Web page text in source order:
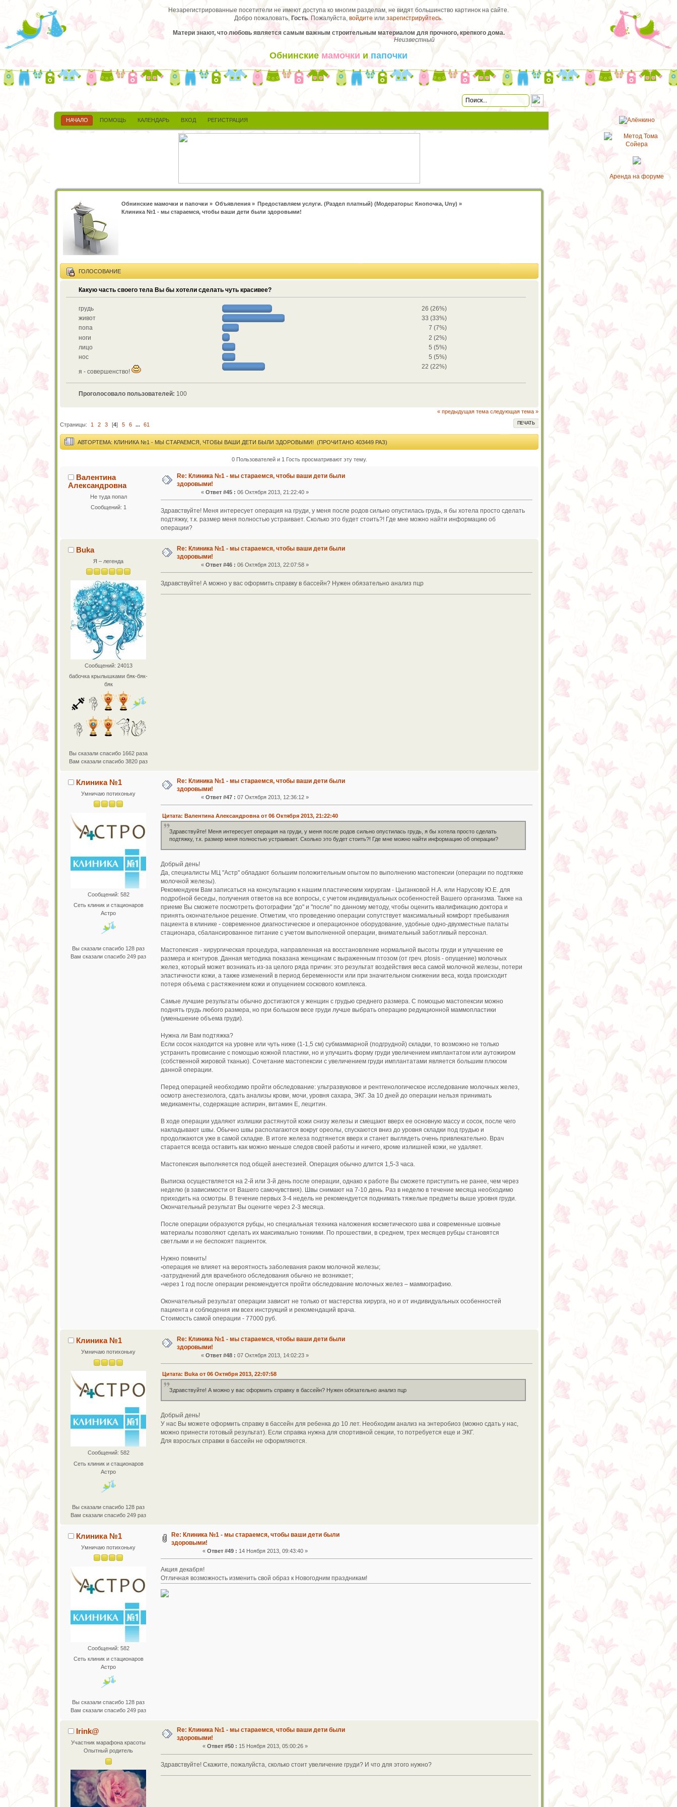
Незарегистрированные посетители не имеют доступа ко многим разделам, не видят большинство картинок на сайте.
Добро пожаловать, Гость. Пожалуйста, войдите илизарегистрируйтесь.
Матери знают, что любовь является самым важным строительным материалом для прочного, крепкого дома.
Неизвестный
Обнинские мамочки ипапочки
НАЧАЛО ПОМОЩЬ КАЛЕНДАРЬ ВХОД РЕГИСТРАЦИЯ
Обнинские мамочки и папочки » Объявления» Предоставляем услуги. (Раздел платный) (Модераторы:Кнопочка,Uny) »
Клиника №1 - мы стараемся, чтобы ваши дети были здоровыми!
ГОЛОСОВАНИЕ
Какую часть своего тела Вы бы хотели сделать чуть красивее?
грудь
26 (26%)
живот
33 (33%)
попа
7 (7%)
ноги
2 (2%)
лицо
5 (5%)
нос
5 (5%)
я - совершенство!
22 (22%)
Проголосовало пользователей: 100
« предыдущая тема следующая тема »
ПЕЧАТЬ
Страницы: 1 2 3 [4] 5 6 ... 61
АВТОРТЕМА: КЛИНИКА №1 - МЫ СТАРАЕМСЯ, ЧТОБЫ ВАШИ ДЕТИ БЫЛИ ЗДОРОВЫМИ! (ПРОЧИТАНО 403449 РАЗ)
0 Пользователей и 1 Гость просматривают эту тему.
Валентина
Александровна
Не туда попал
Сообщений: 1
Re: Клиника №1 - мы стараемся, чтобы ваши дети были
здоровыми!
«Ответ #45 : 06 Октября 2013, 21:22:40 »
Здравствуйте! Меня интересует операция на груди, у меня после родов сильно опустилась грудь, я бы хотела просто сделать
подтяжку, т.к. размер меня полностью устраивает. Сколько это будет стоить?! Где мне можно найти информацию об
операции?
Buka
Я – легенда
Сообщений: 24013
бабочка крылышками бяк-бяк-
бяк
Вы сказали спасибо 1662 раза
Вам сказали спасибо 3820 раз
Re: Клиника №1 - мы стараемся, чтобы ваши дети были
здоровыми!
«Ответ #46 : 06 Октября 2013, 22:07:58 »
Здравствуйте! А можно у вас оформить справку в бассейн? Нужен обязательно анализ пцр
Клиника №1
Умничаю потихоньку
Сообщений: 582
Сеть клиник и стационаров
Астро
Вы сказали спасибо 128 раз
Вам сказали спасибо 249 раз
Re: Клиника №1 - мы стараемся, чтобы ваши дети были
здоровыми!
«Ответ #47 : 07 Октября 2013, 12:36:12 »
Цитата: Валентина Александровна от 06 Октября 2013, 21:22:40
Здравствуйте! Меня интересует операция на груди, у меня после родов сильно опустилась грудь, я бы хотела просто сделать
подтяжку, т.к. размер меня полностью устраивает. Сколько это будет стоить?! Где мне можно найти информацию об операции?
Добрый день!
Да, специалисты МЦ "Астр" обладают большим положительным опытом по выполнению мастопексии (операции по подтяжке
молочной железы).
Рекомендуем Вам записаться на консультацию к нашим пластическим хирургам - Цыганковой Н.А. или Нарусову Ю.Е. для
подробной беседы, получения ответов на все вопросы, с учетом индивидуальных особенностей Вашего организма. Также на
приеме Вы сможете посмотреть фотографии "до" и "после" по данному методу, чтобы оценить квалификацию доктора и
принять окончательное решение. Отметим, что проведению операции сопутствует максимальный комфорт пребывания
пациента в клинике - современное диагностическое и операционное оборудование, удобные одно-двухместные палаты
стационара, сбалансированное питание с учетом выполненной операции, внимательный заботливый персонал.
Мастопексия - хирургическая процедура, направленная на восстановление нормальной высоты груди и улучшение ее
размера и контуров. Данная методика показана женщинам с выраженным птозом (от греч. ptosis - опущение) молочных
желез, который может возникать из-за целого ряда причин: это результат воздействия веса самой молочной железы, потери
эластичности кожи, а также изменений в период беременности или при значительном снижении веса, когда происходит
потеря объема с растяжением кожи и опущением соскового комплекса.
Самые лучшие результаты обычно достигаются у женщин с грудью среднего размера. С помощью мастопексии можно
поднять грудь любого размера, но при большом весе груди лучше выбрать операцию редукционной маммопластики
(уменьшение объема груди).
Нужна ли Вам подтяжка?
Если сосок находится на уровне или чуть ниже (1-1,5 см) субмаммарной (подгрудной) складки, то возможно не только
устранить провисание с помощью кожной пластики, но и улучшить форму груди увеличением имплантатом или аутожиром
(собственной жировой тканью). Сочетание мастопексии с увеличением груди имплантатами является большим плюсом
данной операции.
Перед операцией необходимо пройти обследование: ультразвуковое и рентгенологическое исследование молочных желез,
осмотр анестезиолога, сдать анализы крови, мочи, уровня сахара, ЭКГ. За 10 дней до операции нельзя принимать
медикаменты, содержащие аспирин, витамин Е, лецитин.
В ходе операции удаляют излишки растянутой кожи снизу железы и смещают вверх ее основную массу и сосок, после чего
накладывают швы. Обычно швы располагаются вокруг ореолы, спускаются вниз до уровня складки под грудью и
продолжаются уже в самой складке. В итоге железа подтянется вверх и станет выглядеть очень привлекательно. Врач
старается всегда оставить как можно меньше следов своей работы и ничего, кроме излишней кожи, не удаляет.
Мастопексия выполняется под общей анестезией. Операция обычно длится 1,5-3 часа.
Выписка осуществляется на 2-й или 3-й день после операции, однако к работе Вы сможете приступить не ранее, чем через
неделю (в зависимости от Вашего самочувствия). Швы снимают на 7-10 день. Раз в неделю в течение месяца необходимо
приходить на осмотры. В течение первых 3-4 недель не рекомендуется поднимать тяжелые предметы выше уровня груди.
Окончательный результат Вы оцените через 2-3 месяца.
После операции образуются рубцы, но специальная техника наложения косметического шва и современные шовные
материалы позволяют сделать их максимально тонкими. По прошествии, в среднем, трех месяцев рубцы становятся
светлыми и не беспокоят пациенток.
Нужно помнить!
◦операция не влияет на вероятность заболевания раком молочной железы;
◦затруднений для врачебного обследования обычно не возникает;
◦через 1 год после операции рекомендуется пройти обследование молочных желез – маммографию.
Окончательный результат операции зависит не только от мастерства хирурга, но и от индивидуальных особенностей
пациента и соблюдения им всех инструкций и рекомендаций врача.
Стоимость самой операции - 77000 руб.
Клиника №1
Умничаю потихоньку
Сообщений: 582
Сеть клиник и стационаров
Астро
Вы сказали спасибо 128 раз
Вам сказали спасибо 249 раз
Re: Клиника №1 - мы стараемся, чтобы ваши дети были
здоровыми!
«Ответ #48 : 07 Октября 2013, 14:02:23 »
Цитата: Buka от 06 Октября 2013, 22:07:58
Здравствуйте! А можно у вас оформить справку в бассейн? Нужен обязательно анализ пцр
Добрый день!
У нас Вы можете оформить справку в бассейн для ребенка до 10 лет. Необходим анализ на энтеробиоз (можно сдать у нас,
можно принести готовый результат). Если справка нужна для спортивной секции, то потребуется еще и ЭКГ.
Для взрослых справки в бассейн не оформляются.
Клиника №1
Умничаю потихоньку
Сообщений: 582
Сеть клиник и стационаров
Астро
Вы сказали спасибо 128 раз
Вам сказали спасибо 249 раз
Re: Клиника №1 - мы стараемся, чтобы ваши дети были
здоровыми!
« Ответ #49 : 14 Ноября 2013, 09:43:40 »
Акция декабря!
Отличная возможность изменить свой образ к Новогодним праздникам!
Irink@
Участник марафона красоты
Опытный родитель
Re: Клиника №1 - мы стараемся, чтобы ваши дети были
здоровыми!
« Ответ #50 : 15 Ноября 2013, 05:00:26 »
Здравствуйте! Скажите, пожалуйста, сколько стоит увеличение груди? И что для этого нужно?
Аренда на форуме